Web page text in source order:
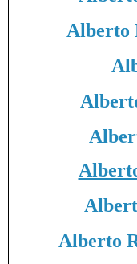
Alberto
Alberto